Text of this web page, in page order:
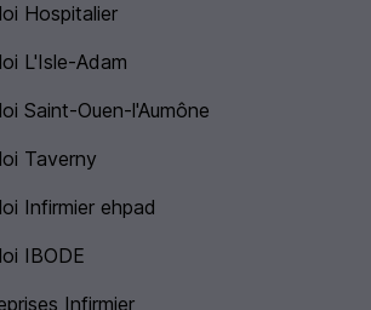
Hospitalier
L'Isle-Adam
Saint-Ouen-l'Aumône
Taverny
Infirmier ehpad
IBODE
Infirmier